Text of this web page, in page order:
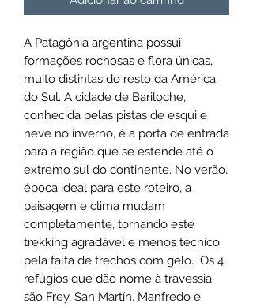
A Patagônia argentina possui
formações rochosas e flora únicas,
muito distintas do resto da América
do Sul. A cidade de Bariloche,
conhecida pelas pistas de esqui e
neve no inverno, é a porta de entrada
para a região que se estende até o
extremo sul do continente. No verão,
época ideal para este roteiro, a
paisagem e clima mudam
completamente, tornando este
trekking agradável e menos técnico
pela falta de trechos com gelo. Os 4
refúgios que dão nome à travessia
são Frey, San Martín, Manfredo e